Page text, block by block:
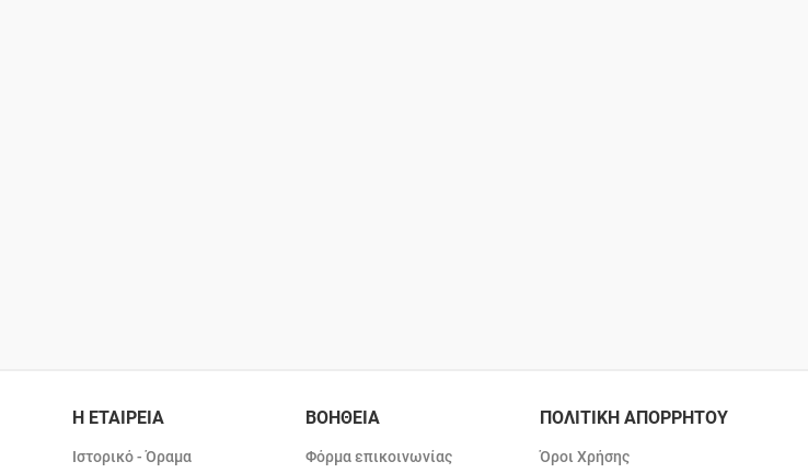
Η ΕΤΑΙΡΕΙΑ
Ιστορικό - Όραμα
ΒΟΗΘΕΙΑ
Φόρμα επικοινωνίας
ΠΟΛΙΤΙΚΗ ΑΠΟΡΡΗΤΟΥ
Όροι Χρήσης